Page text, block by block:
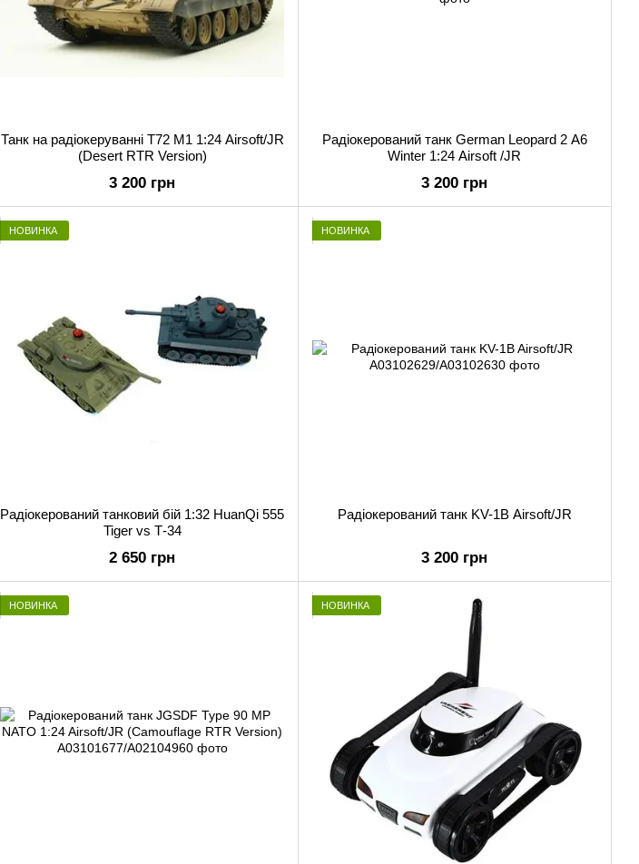
Танк на радіокеруванні T72 M1 1:24 Airsoft/JR
(Desert RTR Version)
3 200 грн
Радіокерований танк German Leopard 2 A6
Winter 1:24 Airsoft /JR
3 200 грн
НОВИНКА
Радіокерований танковий бій 1:32 HuanQi 555
Tiger vs Т-34
2 650 грн
НОВИНКА
Радіокерований танк KV-1B Airsoft/JR
3 200 грн
НОВИНКА НОВИНКА